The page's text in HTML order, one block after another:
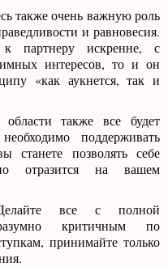
также очень важную роль
и равновесия.
партнеру искренне, с
интересов, то и он
«как аукнется, так и
также все будет
поддерживать
станете позволять себе
отразится на вашем
все с полной
разумно критичным по
принимайте только